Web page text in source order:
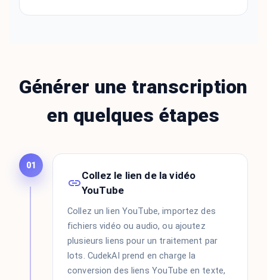
Générer une transcription
en quelques étapes
01
Collez le lien de la vidéo
YouTube
Collez un lien YouTube, importez des
fichiers vidéo ou audio, ou ajoutez
plusieurs liens pour un traitement par
lots. CudekAI prend en charge la
conversion des liens YouTube en texte,